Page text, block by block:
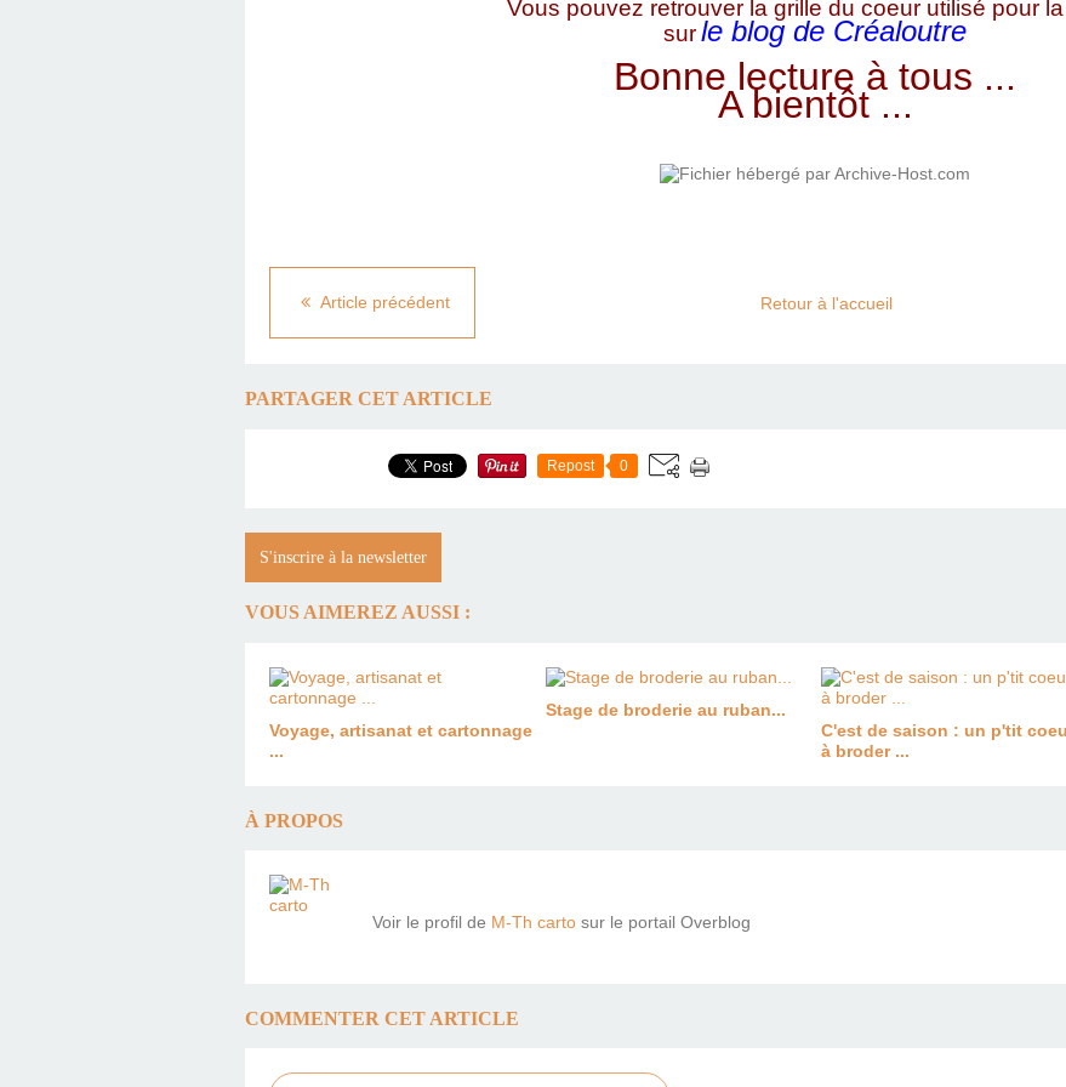
Vous pouvez retrouver la grille du coeur utilisé pour
surle blog de Créaloutre
Bonne lecture à tous ...
A bientôt ...
Article précédent Retour à l'accueil
PARTAGER CET ARTICLE
Repost 0
S'inscrire à la newsletter
VOUS AIMEREZ AUSSI :
Voyage, artisanat et cartonnage
...
Stage de broderie au ruban...
C'est de saison : un p'tit
à broder ...
À PROPOS
Voir le profil de M-Th carto sur le portail Overblog
COMMENTER CET ARTICLE